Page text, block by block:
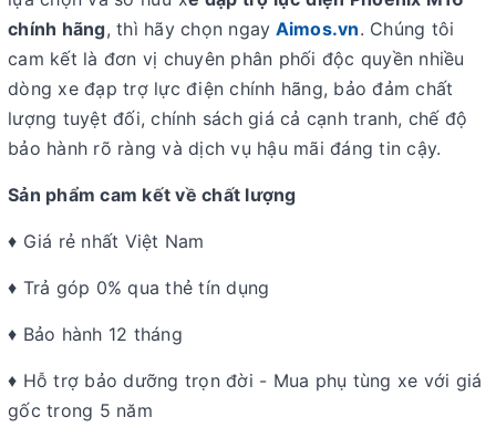
chính hãng, thì hãy chọn ngay Aimos.vn. Chúng tôi
cam kết là đơn vị chuyên phân phối độc quyền nhiều
dòng xe đạp trợ lực điện chính hãng, bảo đảm chất
lượng tuyệt đối, chính sách giá cả cạnh tranh, chế độ
bảo hành rõ ràng và dịch vụ hậu mãi đáng tin cậy.
Sản phẩm cam kết về chất lượng
♦ Giá rẻ nhất Việt Nam
♦ Trả góp 0% qua thẻ tín dụng
♦ Bảo hành 12 tháng
♦ Hỗ trợ bảo dưỡng trọn đời - Mua phụ tùng xe với giá
gốc trong 5 năm